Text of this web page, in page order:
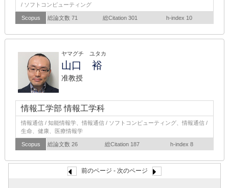
/ ソフトコンピューティング
Scopus 総論文数 71 総Citation 301 h-index 10
ヤマグチ ユタカ
山口 裕
准教授
情報工学部 情報工学科
情報通信 / 知能情報学、情報通信 / ソフトコンピューティング、情報通信 /
生命、健康、医療情報学
Scopus 総論文数 26 総Citation 187 h-index 8
前のページ - 次のページ